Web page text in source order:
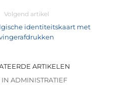
Volgend artikel
identiteitskaart met
ARTIKELEN
IN ADMINISTRATIEF